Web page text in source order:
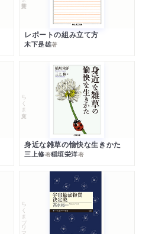
レポートの組み立て方
木下是雄著
ちくま文庫
身近な雑草の愉快な生きかた
三上修著稲垣栄洋著
ちくまプリマー新書